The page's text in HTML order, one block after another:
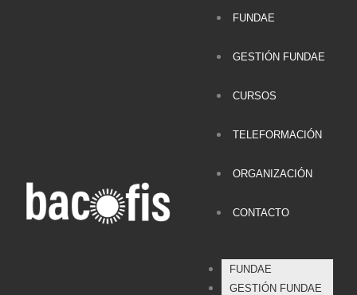
FUNDAE
GESTIÓN FUNDAE
CURSOS
TELEFORMACIÓN
ORGANIZACIÓN
CONTACTO
FUNDAE
GESTIÓN FUNDAE